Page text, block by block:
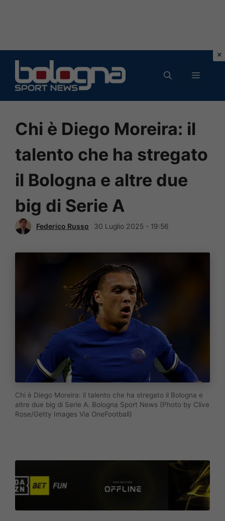
contenuto
MENU
Chi è Diego Moreira: il
talento che ha stregato
il Bologna e altre due
big di Serie A
Federico Russo 30 Luglio 2025 - 19:56
Chi è Diego Moreira: il talento che ha stregato il Bologna e
altre due big di Serie A. Bologna Sport News (Photo by Clive
Rose/Getty Images Via OneFootball)